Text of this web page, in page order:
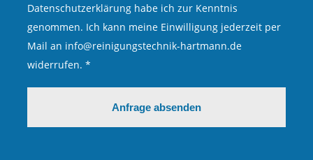
Datenschutzerklärung habe ich zur Kenntnis
genommen. Ich kann meine Einwilligung jederzeit per
Mail an info@reinigungstechnik-hartmann.de
widerrufen. *